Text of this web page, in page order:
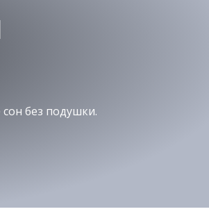
без подушки.